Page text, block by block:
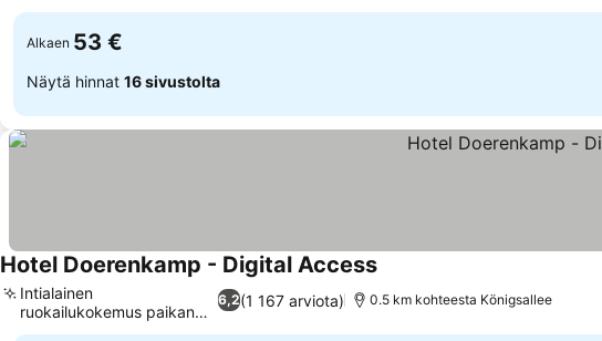
Alkaen 53 €
Näytä hinnat 16 sivustolta
Hotel Doerenkamp - Digital Access
6,2(1 167 arviota)
Intialainen
ruokailukokemus paikan
päällä
0.5 km kohteesta Königsallee